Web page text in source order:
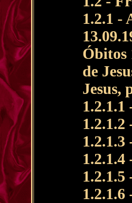
1.2.1 -
Óbitos
de
Jesus,
1.2.1.6